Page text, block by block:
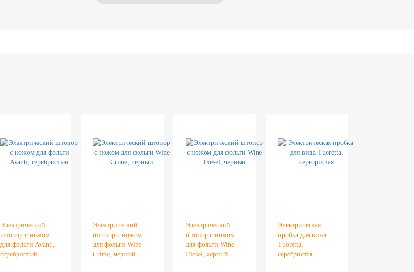
Электрический
штопор с ножом
для фольги Avanti,
серебристый
Электрический
штопор с ножом
для фольги Wine
Crime, черный
Электрический
штопор с ножом
для фольги Wine
Diesel, черный
Электрическая
пробка для вина
Tuoretta,
серебристая